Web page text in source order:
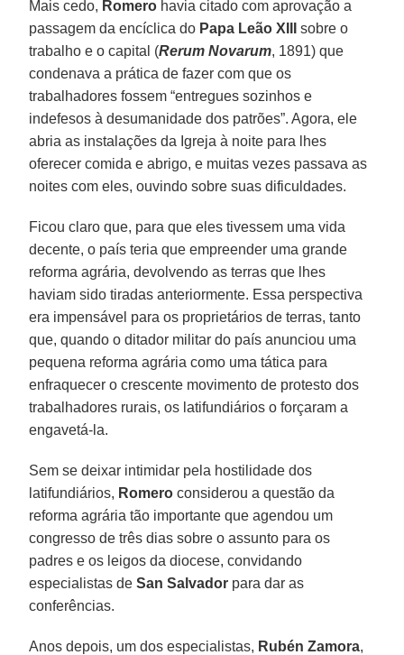
Mais cedo, Romero havia citado com aprovação a
passagem da encíclica do Papa Leão XIII
sobre o
trabalho e o capital (Rerum Novarum, 1891) que
condenava a prática de fazer com que os
trabalhadores fossem “entregues sozinhos e
indefesos à desumanidade dos patrões”. Agora, ele
abria as instalações da Igreja à noite para lhes
oferecer comida e abrigo, e muitas vezes passava as
noites com eles, ouvindo sobre suas dificuldades.
Ficou claro que, para que eles tivessem uma vida
decente, o país teria que empreender uma grande
reforma agrária, devolvendo as terras que lhes
haviam sido tiradas anteriormente. Essa perspectiva
era impensável para os proprietários de terras, tanto
que, quando o ditador militar do país anunciou uma
pequena reforma agrária como uma tática para
enfraquecer o crescente movimento de protesto dos
trabalhadores rurais, os latifundiários o forçaram a
engavetá-la.
Sem se deixar intimidar pela hostilidade dos
latifundiários, Romero considerou a questão da
reforma agrária tão importante que agendou um
congresso de três dias sobre o assunto para os
padres e os leigos da diocese, convidando
especialistas deSan Salvador para dar as
conferências.
Anos depois, um dos especialistas, Rubén Zamora,